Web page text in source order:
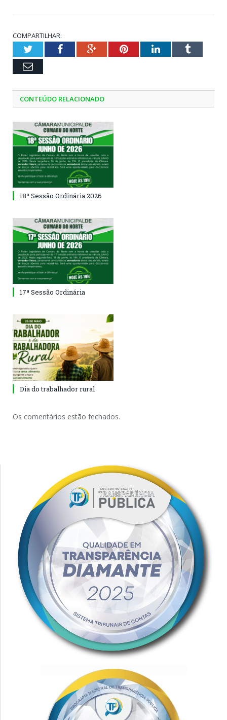
COMPARTILHAR:
TwitterFacebookGoogle+PinterestLinkedInTumblr
Email
CONTEÚDO RELACIONADO
18ª Sessão Ordinária 2026
17ª Sessão Ordinária
Dia do trabalhador rural
Os comentários estão fechados.